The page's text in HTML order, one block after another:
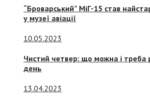
“Броварський” МіГ-15 став
у музеї авіації
10.05.2023
Чистий четвер: що можна і треба
день
13.04.2023